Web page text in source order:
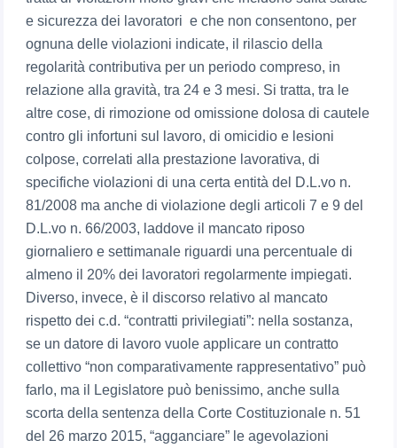
e sicurezza dei lavoratori e che non consentono, per
ognuna delle violazioni indicate, il rilascio della
regolarità contributiva per un periodo compreso, in
relazione alla gravità, tra 24 e 3 mesi. Si tratta, tra le
altre cose, di rimozione od omissione dolosa di cautele
contro gli infortuni sul lavoro, di omicidio e lesioni
colpose, correlati alla prestazione lavorativa, di
specifiche violazioni di una certa entità del D.L.vo n.
81/2008 ma anche di violazione degli articoli 7 e 9 del
D.L.vo n. 66/2003, laddove il mancato riposo
giornaliero e settimanale riguardi una percentuale di
almeno il 20% dei lavoratori regolarmente impiegati.
Diverso, invece, è il discorso relativo al mancato
rispetto dei c.d. “contratti privilegiati”: nella sostanza,
se un datore di lavoro vuole applicare un contratto
collettivo “non comparativamente rappresentativo” può
farlo, ma il Legislatore può benissimo, anche sulla
scorta della sentenza della Corte Costituzionale n. 51
del 26 marzo 2015, “agganciare” le agevolazioni